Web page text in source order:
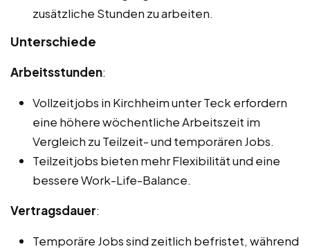
zusätzliche Stunden zu arbeiten.
Unterschiede
Arbeitsstunden:
Vollzeitjobs in Kirchheim unter Teck erfordern
eine höhere wöchentliche Arbeitszeit im
Vergleich zu Teilzeit- und temporären Jobs.
Teilzeitjobs bieten mehr Flexibilität und eine
bessere Work-Life-Balance.
Vertragsdauer:
Temporäre Jobs sind zeitlich befristet, während